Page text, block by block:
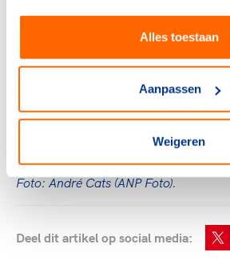
Alles toestaan
Aanpassen
Weigeren
De TeamNL Parijs Podcast is
beluisteren. Dat kan via
Apple Podcasts
Abonneer je dan gratis.
Foto: André Cats (ANP Foto).
Deel dit artikel op social media: